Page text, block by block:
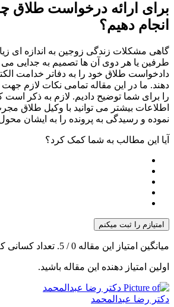
برای ارائه درخواست طلاق
انجام دهیم؟
گاهی مشکلات زندگی زوجین به اندازه ای
طرفین یا هر دوی آن ها تصمیم به جدایی می
دادخواست طلاق خود را به دفاتر خدامت
دهند. ما در این مقاله تمامی نکات لازم
را برای شما توضیح دادیم. لازم به ذکر
اطلاعات بیشتر می توانید با وکیل طلاق
نموده و رسیدگی به پرونده را به ایشان
آیا این مطالب به شما کمک کرد؟
امتیازم را ثبت میکنم
میانگین امتیاز این مقاله 0/ 5. تعداد کسانی که امتیاز داده اند :
اولین امتیاز دهنده این مقاله باشید.
دکتر رضا عبدالمحمد